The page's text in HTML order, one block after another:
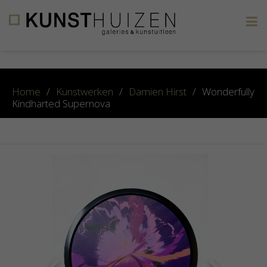
Home / Kunstwerken / Damien Hirst / Wonderfully
Kindharted Supernova